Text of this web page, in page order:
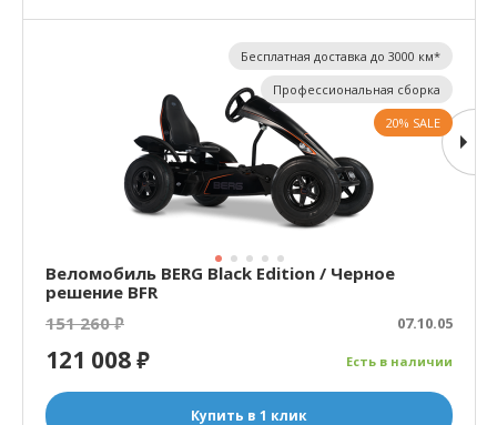
Веломобиль BERG Black Edition / Черное
решение BFR
151 260₽ 07.10.05
Есть в наличии
121 008₽
Купить в 1 клик
Бесплатная доставка до 3000 км*
Профессиональная сборка
20% SALE